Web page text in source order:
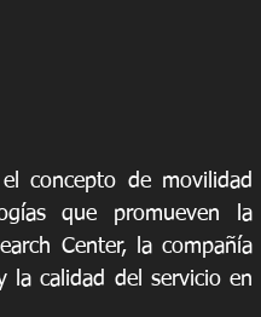
concepto de movilidad
que promueven la
Center, la compañía
la calidad del servicio en